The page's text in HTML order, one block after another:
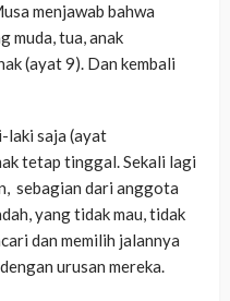
menjawab bahwa
muda, tua, anak
(ayat 9). Dan kembali
laki saja (ayat
tetap tinggal. Sekali lagi
sebagian dari anggota
yang tidak mau, tidak
dan memilih jalannya
urusan mereka.